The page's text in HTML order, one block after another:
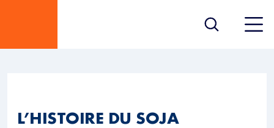
L’HISTOIRE DU SOJA